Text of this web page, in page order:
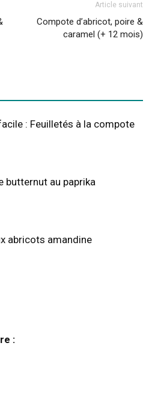
Article suivant
Compote d’abricot, poire &
caramel (+ 12 mois)
: Feuilletés à la compote
butternut au paprika
abricots amandine
: